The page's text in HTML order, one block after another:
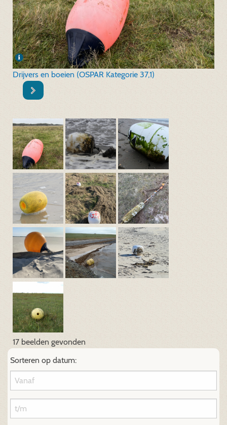
Drijvers en boeien (OSPAR Kategorie 37,1)
17 beelden gevonden
Sorteren op datum: